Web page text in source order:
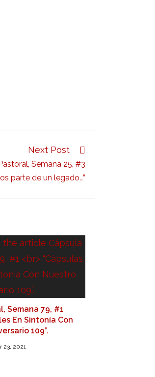
Next Post
Semana 25, #3
parte de un legado…”
Semana 79, #1
En Sintonía Con
109”.
23, 2021